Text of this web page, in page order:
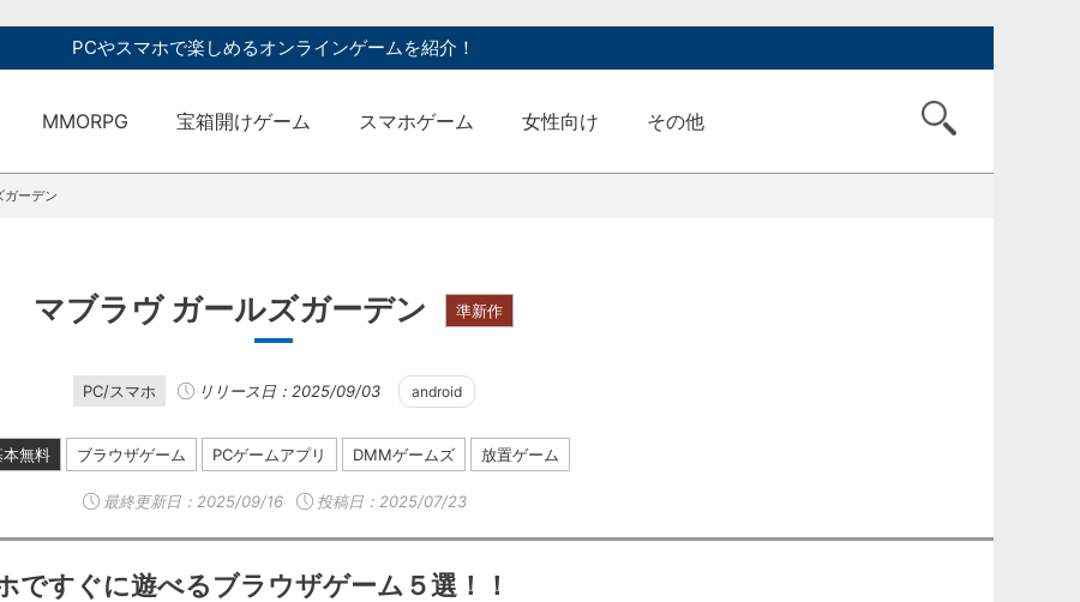
PCやスマホで楽しめるオンラインゲームを紹介！
MMORPG 宝箱開けゲーム スマホゲーム 女性向け その他
ガーデン
マブラヴ ガールズガーデン 準新作
PC/スマホ リリース日：2025/09/03 android
本無料 ブラウザゲーム PCゲームアプリ DMMゲームズ 放置ゲーム
最終更新日： 2025/09/16 投稿日：2025/07/23
ですぐに遊べるブラウザゲーム５選！！